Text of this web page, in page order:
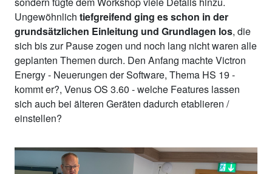
Ungewöhnlich tiefgreifend ging es schon in der
grundsätzlichen Einleitung und Grundlagen los, die
sich bis zur Pause zogen und noch lang nicht waren alle
geplanten Themen durch. Den Anfang machte Victron
Energy - Neuerungen der Software, Thema HS 19 -
kommt er?, Venus OS 3.60 - welche Features lassen
sich auch bei älteren Geräten dadurch etablieren /
einstellen?